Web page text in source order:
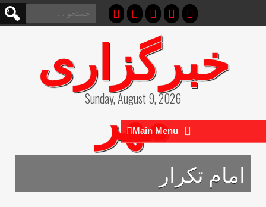
جستجو
برای:
خبرگزاری
مهر
Sunday, August 9, 2026
Main Menu
امام تکرار